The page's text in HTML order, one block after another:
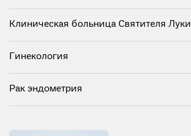
Клиническая больница Святителя Луки
Гинекология
Рак эндометрия